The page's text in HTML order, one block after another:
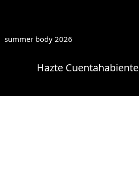
Hazte Cuentahabiente
summer body 2026